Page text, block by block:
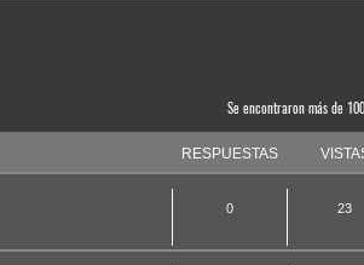
Se encontraron más de
RESPUESTAS
0 23